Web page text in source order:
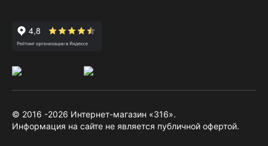
© 2016 -2026 Интернет-магазин «316».
Информация на сайте не является публичной офертой.